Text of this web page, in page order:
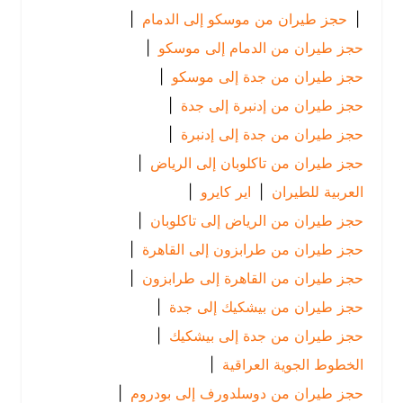
حجز طيران من موسكو إلى الدمام
|
حجز طيران من الدمام إلى موسكو |
حجز طيران من جدة إلى موسكو |
حجز طيران من إدنبرة إلى جدة
حجز طيران من جدة إلى إدنبرة |
حجز طيران من تاكلوبان إلى الرياض
|
العربية للطيران | اير كايرو
|
حجز طيران من الرياض إلى تاكلوبان |
حجز طيران من طرابزون إلى القاهرة |
حجز طيران من القاهرة إلى طرابزون |
حجز طيران من بيشكيك إلى جدة
حجز طيران من جدة إلى بيشكيك |
الخطوط الجوية العراقية
حجز طيران من دوسلدورف إلى بودروم |